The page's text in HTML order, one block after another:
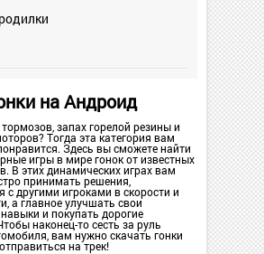
на Андроид
запах горелой резины и
Тогда эта категория вам
Здесь вы сможете найти
игры в мире гонок от известных
В этих динамических играх вам
принимать решения,
с другими игроками в скорости и
а главное улучшать свои
и покупать дорогие
наконец-то сесть за руль
вам нужно скачать гонки
на трек!